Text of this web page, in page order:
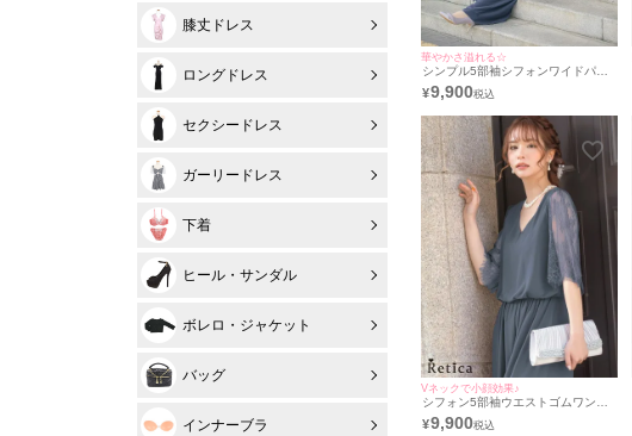
膝丈ドレス
ロングドレス
セクシードレス
ガーリードレス
下着
ヒール・サンダル
ボレロ・ジャケット
バッグ
インナーブラ
華やかさ溢れる☆
シンプル5部袖シフォンワイドパン
ツ結婚式パーティードレス [Retica/
レティカ]
¥9,900
Vネックで小顔効果♪
シフォン5部袖ウエストゴムワンカ
ラーパンツ結婚式パーティードレス
[Retica/レティカ]
¥9,900